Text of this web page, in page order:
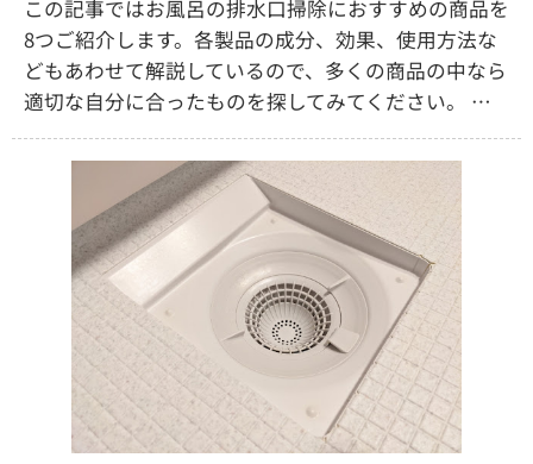
この記事ではお風呂の排水口掃除におすすめの商品を
8つご紹介します。各製品の成分、効果、使用方法な
どもあわせて解説しているので、多くの商品の中なら
適切な自分に合ったものを探してみてください。 …